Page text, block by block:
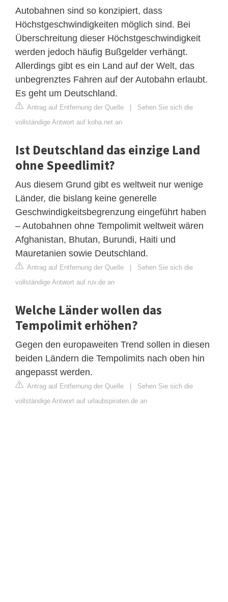
Autobahnen sind so konzipiert, dass
Höchstgeschwindigkeiten möglich sind. Bei
Überschreitung dieser Höchstgeschwindigkeit
werden jedoch häufig Bußgelder verhängt.
Allerdings gibt es ein Land auf der Welt, das
unbegrenztes Fahren auf der Autobahn erlaubt.
Es geht um Deutschland.
Antrag auf Entfernung der Quelle | Sehen Sie sich die
vollständige Antwort auf koha.net an
Ist Deutschland das einzige Land
ohne Speedlimit?
Aus diesem Grund gibt es weltweit nur wenige
Länder, die bislang keine generelle
Geschwindigkeitsbegrenzung eingeführt haben
– Autobahnen ohne Tempolimit weltweit wären
Afghanistan, Bhutan, Burundi, Haiti und
Mauretanien sowie Deutschland.
Antrag auf Entfernung der Quelle | Sehen Sie sich die
vollständige Antwort auf ruv.de an
Welche Länder wollen das
Tempolimit erhöhen?
Gegen den europaweiten Trend sollen in diesen
beiden Ländern die Tempolimits nach oben hin
angepasst werden.
Antrag auf Entfernung der Quelle | Sehen Sie sich die
vollständige Antwort auf urlaubspiraten.de an